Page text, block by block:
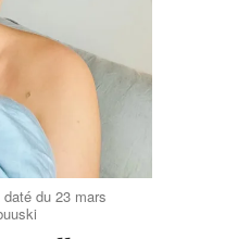
du 23 mars